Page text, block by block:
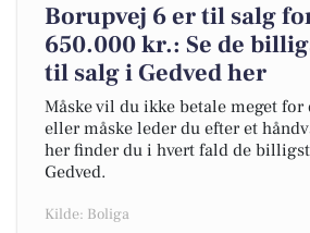
Borupvej 6 er til salg
650.000 kr.: Se de
til salg i Gedved her
Måske vil du ikke betale meget
eller måske leder du efter et
her finder du i hvert fald de
Gedved.
Kilde: Boliga